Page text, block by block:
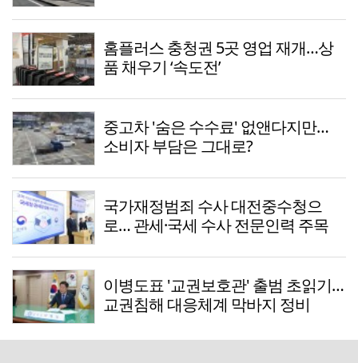
홈플러스 충청권 5곳 영업 재개…상
품 채우기 ‘속도전’
중고차 '숨은 수수료' 없앤다지만…
소비자 부담은 그대로?
국가재정범죄 수사 대전중수청으
로… 관세·국세 수사 전문인력 주목
이병도표 '교권보호관' 출범 초읽기…
교권침해 대응체계 막바지 정비